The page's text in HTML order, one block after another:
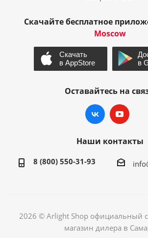
Скачайте бесплатное
Moscow
Оставайтесь на
Наши контакты
8 (800) 550-31-93
2026 © Arlight Shop официальный
магазин дилера в